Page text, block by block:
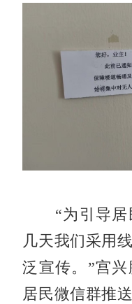
“为引导居
几天我们采用
泛宣传。”宫
居民微信群推